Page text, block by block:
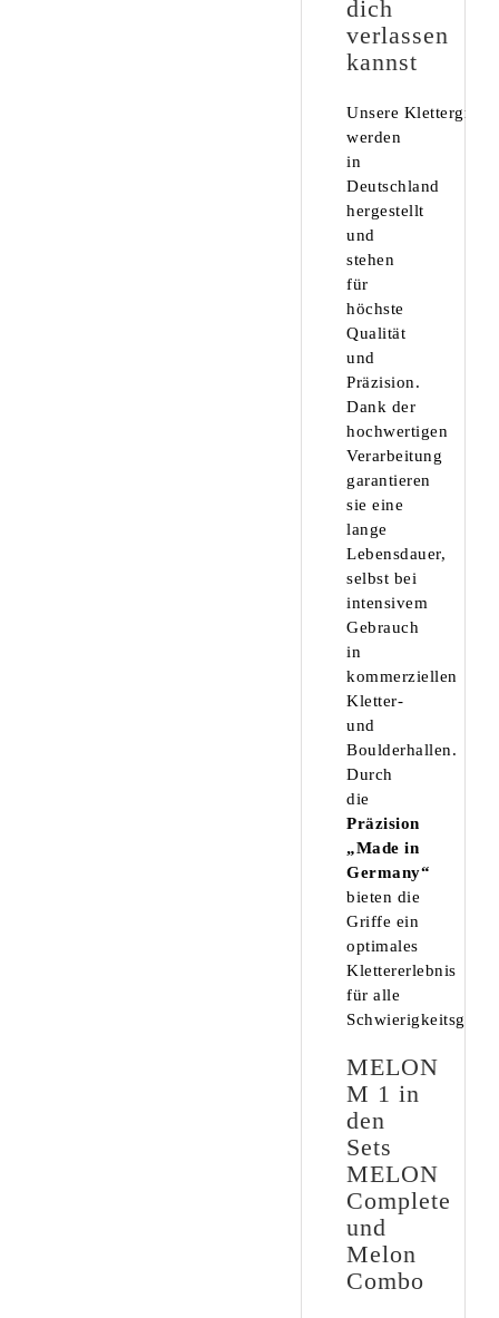
dich
verlassen
kannst
Unsere Klettergriffe
werden
in
Deutschland
hergestellt
und
stehen
für
höchste
Qualität
und
Präzision.
Dank der
hochwertigen
Verarbeitung
garantieren
sie eine
lange
Lebensdauer,
selbst bei
intensivem
Gebrauch
in
kommerziellen
Kletter-
und
Boulderhallen.
Durch
die
Präzision
„Made in
Germany“
bieten die
Griffe ein
optimales
Klettererlebnis
für alle
MELON
M 1 in
den
Sets
MELON
Complete
und
Melon
Combo